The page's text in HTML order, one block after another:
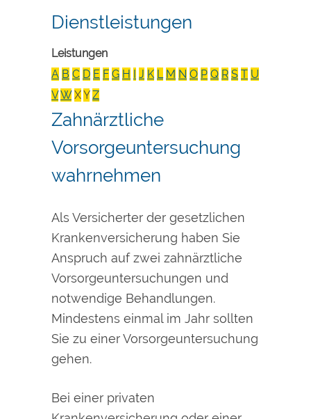
Dienstleistungen
Leistungen
A B C D E F G H I J K L M N O P Q R S T U
VW XY Z
Zahnärztliche
Vorsorgeuntersuchung
wahrnehmen
Als Versicherter der gesetzlichen
Krankenversicherung haben Sie
Anspruch auf zwei zahnärztliche
Vorsorgeuntersuchungen und
notwendige Behandlungen.
Mindestens einmal im Jahr sollten
Sie zu einer Vorsorgeuntersuchung
gehen.
Bei einer privaten